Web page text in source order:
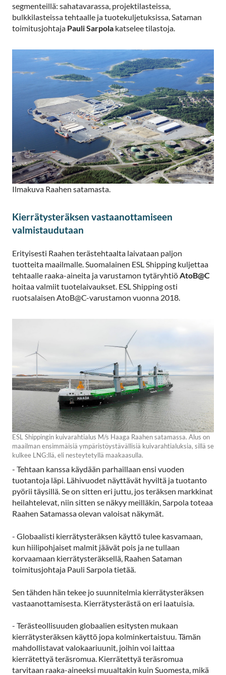
segmenteillä: sahatavarassa, projektilasteissa,
bulkkilasteissa tehtaalle ja tuotekuljetuksissa, Sataman
toimitusjohtaja Pauli Sarpola katselee tilastoja.
Ilmakuva Raahen satamasta.
Kierrätysteräksen vastaanottamiseen
valmistaudutaan
Erityisesti Raahen terästehtaalta laivataan paljon
tuotteita maailmalle. Suomalainen ESL Shipping kuljettaa
tehtaalle raaka-aineita ja varustamon tytäryhtiöAtoB@C
hoitaa valmiit tuotelaivaukset. ESL Shipping osti
ruotsalaisen AtoB@C-varustamon vuonna 2018.
ESL Shippingin kuivarahtialus M/s Haaga Raahen satamassa. Alus on
maailman ensimmäisiä ympäristöystävällisiä kuivarahtialuksia, sillä se
kulkee LNG:llä, eli nesteytetyllä maakaasulla.
- Tehtaan kanssa käydään parhaillaan ensi vuoden
tuotantoja läpi. Lähivuodet näyttävät hyviltä ja tuotanto
pyörii täysillä. Se on sitten eri juttu, jos teräksen markkinat
heilahtelevat, niin sitten se näkyy meilläkin, Sarpola toteaa
Raahen Satamassa olevan valoisat näkymät.
- Globaalisti kierrätysteräksen käyttö tulee kasvamaan,
kun hiilipohjaiset malmit jäävät pois ja ne tullaan
korvaamaan kierrätysteräksellä, Raahen Sataman
toimitusjohtaja Pauli Sarpola tietää.
Sen tähden hän tekee jo suunnitelmia kierrätysteräksen
vastaanottamisesta. Kierrätysterästä on eri laatuisia.
- Terästeollisuuden globaalien esitysten mukaan
kierrätysteräksen käyttö jopa kolminkertaistuu. Tämän
mahdollistavat valokaariuunit, joihin voi laittaa
kierrätettyä teräsromua. Kierrätettyä teräsromua
tarvitaan raaka-aineeksi muualtakin kuin Suomesta, mikä